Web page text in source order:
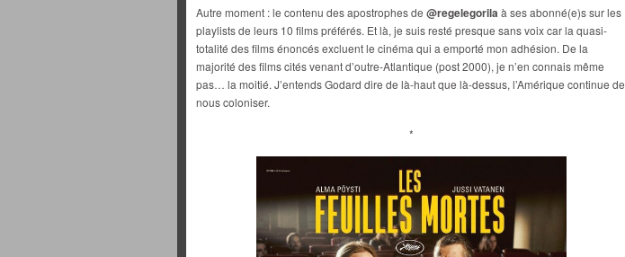
Autre moment : le contenu des apostrophes de @regelegorilaà ses abonné(e)s sur les
playlists de leurs 10 films préférés. Et là, je suis resté presque sans voix car la quasi-
totalité des films énoncés excluent le cinéma qui a emporté mon adhésion. De la
majorité des films cités venant d’outre-Atlantique (post 2000), je n’en connais même
pas… la moitié. J’entends Godard dire de là-haut que là-dessus, l’Amérique continue de
nous coloniser.
*